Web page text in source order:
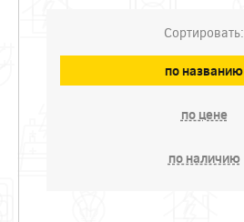
Сортировать:
по названию
по цене
по наличию